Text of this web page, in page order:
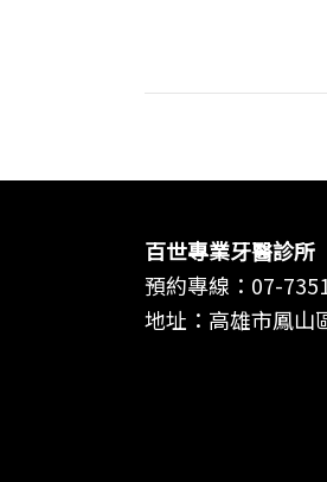
百世專業牙醫診所
預約專線： 07-
地址：高雄市鳳山